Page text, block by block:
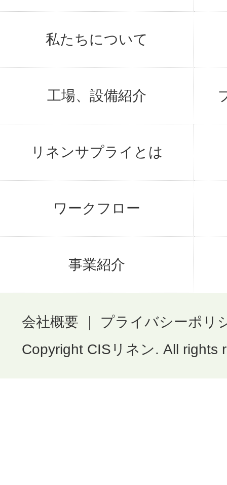
私たちについて
工場、設備紹介
リネンサプライとは
ワークフロー
事業紹介
会社概要
プライバシーポリ
Copyright CISリネン. All rights